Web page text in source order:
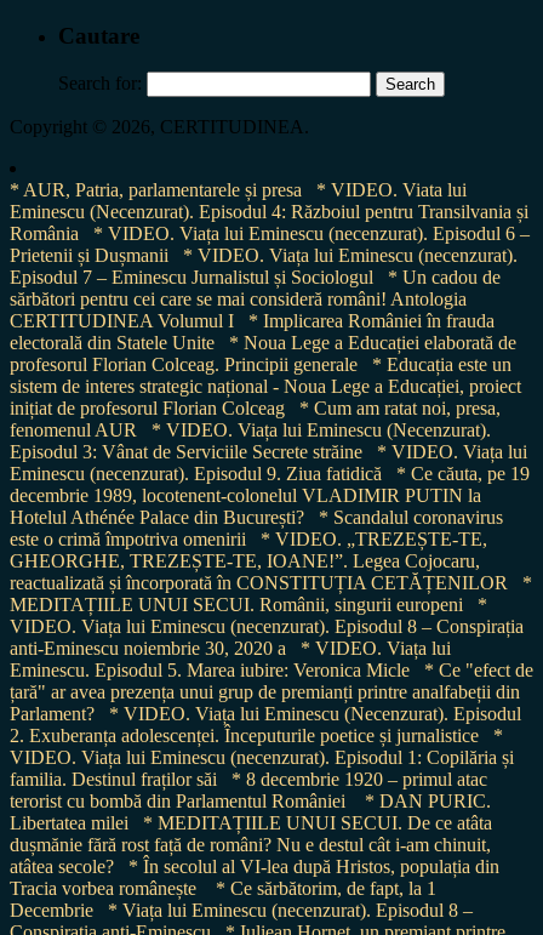
Cautare
Search for:
Copyright © 2026, CERTITUDINEA.
* AUR, Patria, parlamentarele și presa
* VIDEO. Viata lui
Eminescu (Necenzurat). Episodul 4: Războiul pentru Transilvania și
România
* VIDEO. Viața lui Eminescu (necenzurat). Episodul 6 –
Prietenii și Dușmanii
* VIDEO. Viața lui Eminescu (necenzurat).
Episodul 7 – Eminescu Jurnalistul și Sociologul
* Un cadou de
sărbători pentru cei care se mai consideră români! Antologia
CERTITUDINEA Volumul I
* Implicarea României în frauda
electorală din Statele Unite
* Noua Lege a Educației elaborată de
profesorul Florian Colceag. Principii generale
* Educația este un
sistem de interes strategic național - Noua Lege a Educației, proiect
inițiat de profesorul Florian Colceag
* Cum am ratat noi, presa,
fenomenul AUR
* VIDEO. Viața lui Eminescu (Necenzurat).
Episodul 3: Vânat de Serviciile Secrete străine
* VIDEO. Viața lui
Eminescu (necenzurat). Episodul 9. Ziua fatidică
* Ce căuta, pe 19
decembrie 1989, locotenent-colonelul VLADIMIR PUTIN la
Hotelul Athénée Palace din București?
* Scandalul coronavirus
este o crimă împotriva omenirii
* VIDEO. „TREZEȘTE-TE,
GHEORGHE, TREZEȘTE-TE, IOANE!”. Legea Cojocaru,
reactualizată și încorporată în CONSTITUȚIA CETĂȚENILOR
*
MEDITAȚIILE UNUI SECUI. Românii, singurii europeni
*
VIDEO. Viața lui Eminescu (necenzurat). Episodul 8 – Conspirația
anti-Eminescu noiembrie 30, 2020 a
* VIDEO. Viața lui
Eminescu. Episodul 5. Marea iubire: Veronica Micle
* Ce "efect de
țară" ar avea prezența unui grup de premianți printre analfabeții din
Parlament?
* VIDEO. Viața lui Eminescu (Necenzurat). Episodul
2. Exuberanța adolescenței. Începuturile poetice și jurnalistice
*
VIDEO. Viața lui Eminescu (necenzurat). Episodul 1: Copilăria și
familia. Destinul fraților săi
* 8 decembrie 1920 – primul atac
terorist cu bombă din Parlamentul României
* DAN PURIC.
Libertatea milei
* MEDITAȚIILE UNUI SECUI. De ce atâta
dușmănie fără rost față de români? Nu e destul cât i-am chinuit,
atâtea secole?
* În secolul al VI-lea după Hristos, populația din
Tracia vorbea românește
* Ce sărbătorim, de fapt, la 1
Decembrie
* Viața lui Eminescu (necenzurat). Episodul 8 –